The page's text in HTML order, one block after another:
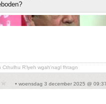
Cthulhu R'lyeh wgah'nagl fhtagn
• woensdag 3 december 2025 @